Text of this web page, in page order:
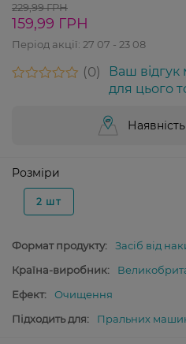
229,99 ГРН
159,99 ГРН
Період акції: 27 07 - 23 08
0
Ваш
для цього
Розміри
2 шт
Формат продукту:
Засіб від
Країна-виробник:
Ефект:
Очищення
Підходить для:
Пральних